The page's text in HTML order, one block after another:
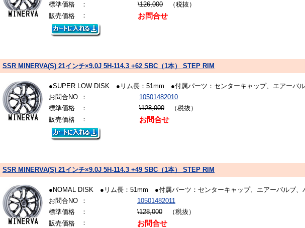
標準価格
： \126,000 （税抜）
販売価格
： お問合せ
SSR MINERVA(S) 21インチ×9.0J 5H-114.3 +62 SBC（1本） STEP RIM
●SUPER LOW DISK ●リム長：51mm ●付属パーツ：センターキャップ、エアーバ
お問合NO
：
10501482010
標準価格
： \128,000 （税抜）
販売価格
： お問合せ
SSR MINERVA(S) 21インチ×9.0J 5H-114.3 +49 SBC（1本） STEP RIM
●NOMAL DISK ●リム長：51mm ●付属パーツ：センターキャップ、エアーバルブ
お問合NO
：
10501482011
標準価格
： \128,000 （税抜）
販売価格
： お問合せ